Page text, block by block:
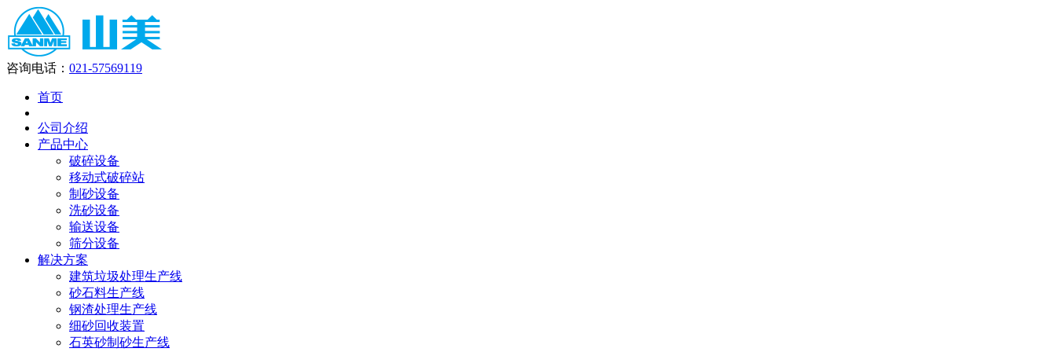
咨询电话： 021-57569119
首页
公司介绍
产品中心
破碎设备
移动式破碎站
制砂设备
洗砂设备
输送设备
筛分设备
解决方案
建筑垃圾处理生产线
砂石料生产线
钢渣处理生产线
细砂回收装置
石英砂制砂生产线